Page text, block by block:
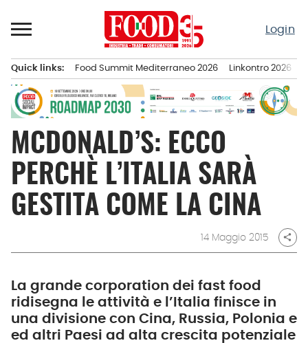
al
Login
principale
Quick links: Food Summit Mediterraneo 2026 Linkontro 2026
MCDONALD’S: ECCO
PERCHÈ L’ITALIA SARÀ
GESTITA COME LA CINA
14 Maggio 2015 share
La grande corporation dei fast food
ridisegna le attività e l’Italia finisce in
una divisione con Cina, Russia, Polonia e
ed altri Paesi ad alta crescita potenziale